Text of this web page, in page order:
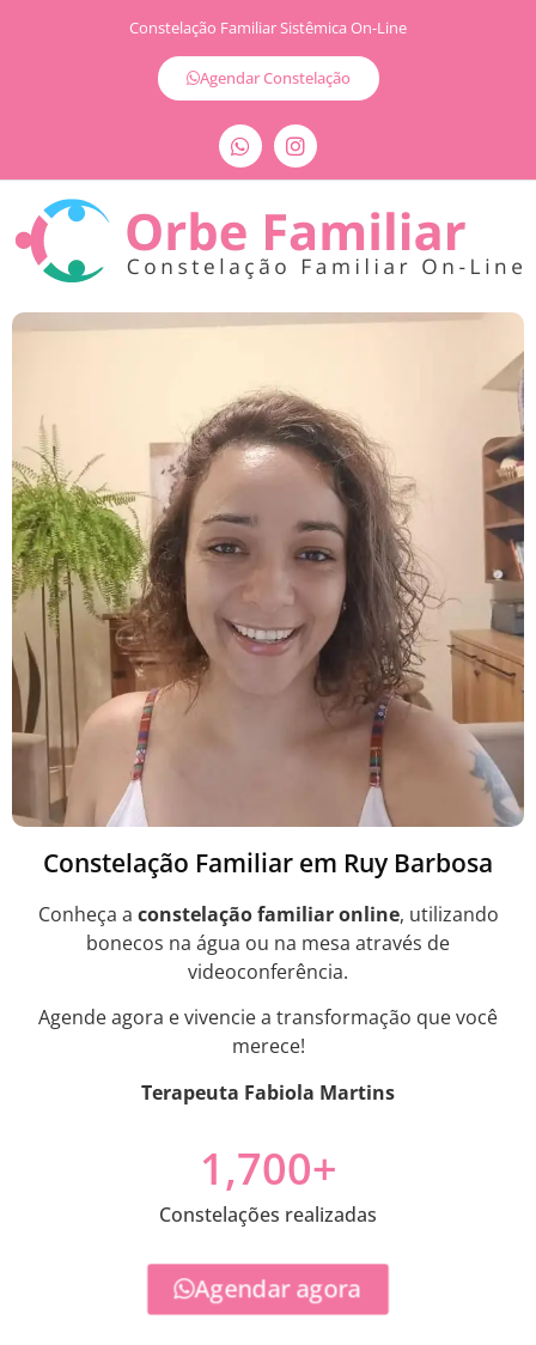
Constelação Familiar Sistêmica On-Line
Agendar Constelação
Constelação Familiar em Ruy Barbosa
Conheça a constelação familiar online, utilizando
bonecos na água ou na mesa através de
videoconferência.
Agende agora e vivencie a transformação que você
merece!
Terapeuta Fabiola Martins
Constelações realizadas
1,700+
Agendar agora